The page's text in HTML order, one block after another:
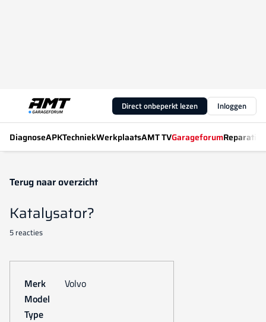
Direct onbeperkt lezen Inloggen
DiagnoseAPKTechniekWerkplaatsAMT TVGarageforum
Terug naar overzicht
Katalysator?
5 reacties
Merk
Volvo
Model
Type